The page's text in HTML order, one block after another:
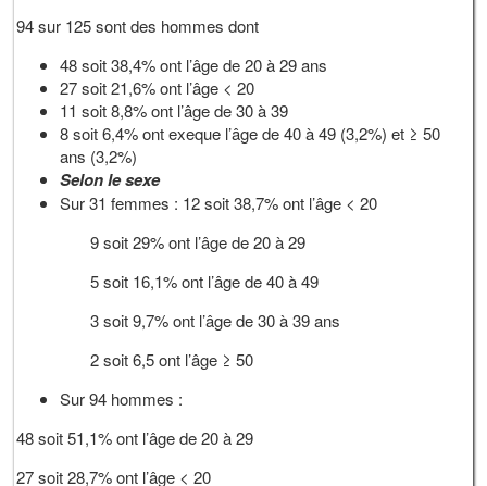
94 sur 125 sont des hommes dont
48 soit 38,4% ont l’âge de 20 à 29 ans
27 soit 21,6% ont l’âge < 20
11 soit 8,8% ont l’âge de 30 à 39
8 soit 6,4% ont exeque l’âge de 40 à 49 (3,2%) et ≥ 50
ans (3,2%)
Selon le sexe
Sur 31 femmes : 12 soit 38,7% ont l’âge < 20
9 soit 29% ont l’âge de 20 à 29
5 soit 16,1% ont l’âge de 40 à 49
3 soit 9,7% ont l’âge de 30 à 39 ans
2 soit 6,5 ont l’âge ≥ 50
Sur 94 hommes :
48 soit 51,1% ont l’âge de 20 à 29
27 soit 28,7% ont l’âge < 20